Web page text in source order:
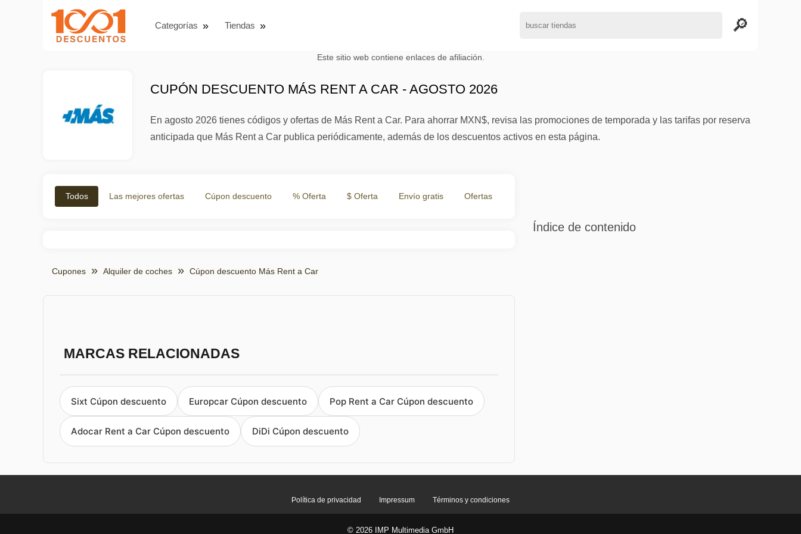
Categorías Tiendas
Este sitio web contiene enlaces de afiliación.
CUPÓN DESCUENTO MÁS RENT A CAR - AGOSTO 2026
En agosto 2026 tienes códigos y ofertas de Más Rent a Car. Para ahorrar MXN$, revisa las promociones de temporada y las tarifas por reserva
anticipada que Más Rent a Car publica periódicamente, además de los descuentos activos en esta página.
Todos Las mejores ofertas Cúpon descuento % Oferta $ Oferta Envío gratis Ofertas
Cupones Alquiler de coches Cúpon descuento Más Rent a Car
MARCAS RELACIONADAS
Sixt Cúpon descuento Europcar Cúpon descuento Pop Rent a Car Cúpon descuento
Adocar Rent a Car Cúpon descuento DiDi Cúpon descuento
Índice de contenido
Política de privacidad Impressum Términos y condiciones
© 2026 IMP Multimedia GmbH